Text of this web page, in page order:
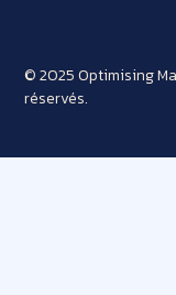
© 2025 Optimising
réservés.